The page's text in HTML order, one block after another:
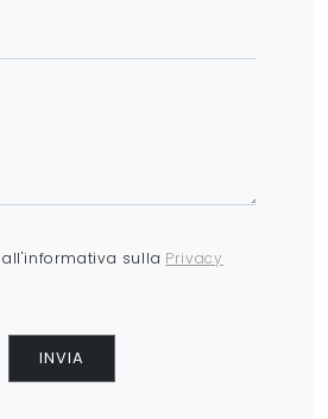
sulla Privacy
INVIA